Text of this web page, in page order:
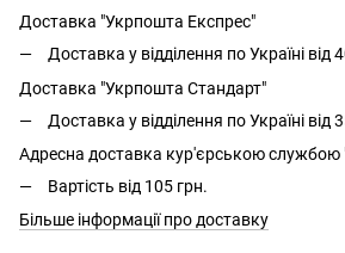
Доставка "Укрпошта Експрес"
Доставка у відділення по Україні від
Доставка "Укрпошта Стандарт"
Доставка у відділення по Україні від
Адресна доставка кур'єрською
Вартість від 105 грн.
Більше інформації про доставку